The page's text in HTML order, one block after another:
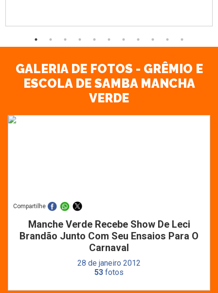
GALERIA DE FOTOS - GRÊMIO E
ESCOLA DE SAMBA MANCHA
VERDE
Compartilhe
Manche Verde Recebe Show De Leci
Brandão Junto Com Seu Ensaios Para O
Carnaval
28 de janeiro 2012
53 fotos